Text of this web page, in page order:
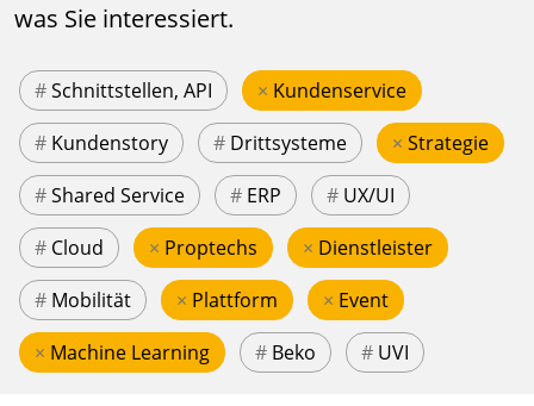
was Sie interessiert.
#Schnittstellen, API × Kundenservice
# Kundenstory # Drittsysteme × Strategie
#Shared Service # ERP # UX/UI
# Cloud × Proptechs × Dienstleister
# Mobilität × Plattform × Event
× Machine Learning # Beko # UVI